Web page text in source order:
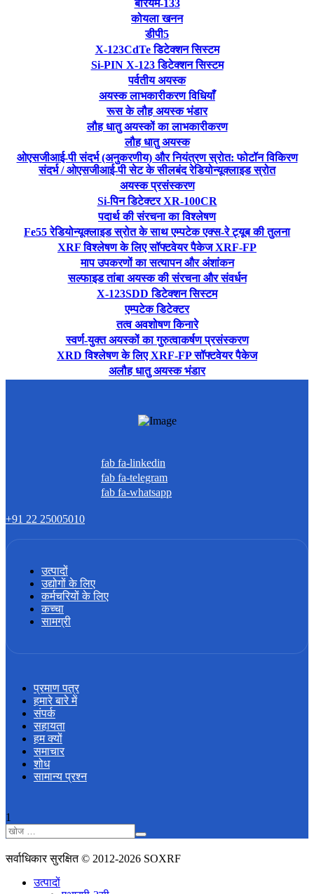
बेरियम-133
कोयला खनन
डीपी5
X-123CdTe डिटेक्शन सिस्टम
Si-PIN X-123 डिटेक्शन सिस्टम
पर्वतीय अयस्क
अयस्क लाभकारीकरण विधियाँ
रूस के लौह अयस्क भंडार
लौह धातु अयस्कों का लाभकारीकरण
लौह धातु अयस्क
ओएसजीआई-पी संदर्भ (अनुकरणीय) और नियंत्रण स्रोत: फोटॉन विकिरण
संदर्भ / ओएसजीआई-पी सेट के सीलबंद रेडियोन्यूक्लाइड स्रोत
अयस्क प्रसंस्करण
Si-पिन डिटेक्टर XR-100CR
पदार्थ की संरचना का विश्लेषण
Fe55 रेडियोन्यूक्लाइड स्रोत के साथ एम्पटेक एक्स-रे ट्यूब की तुलना
XRF विश्लेषण के लिए सॉफ्टवेयर पैकेज XRF-FP
माप उपकरणों का सत्यापन और अंशांकन
सल्फाइड तांबा अयस्क की संरचना और संवर्धन
X-123SDD डिटेक्शन सिस्टम
एम्पटेक डिटेक्टर
तत्व अवशोषण किनारे
स्वर्ण-युक्त अयस्कों का गुरुत्वाकर्षण प्रसंस्करण
XRD विश्लेषण के लिए XRF-FP सॉफ्टवेयर पैकेज
अलौह धातु अयस्क भंडार
fab fa-linkedin
fab fa-telegram
fab fa-whatsapp
+91 22 25005010
उत्पादों
उद्योगों के लिए
कर्मचरियों के लिए
कच्चा
सामग्री
प्रमाण पत्र
हमारे बारे में
संपर्क
सहायता
हम क्यों
समाचार
शोध
सामान्य प्रश्न
1
सर्वाधिकार सुरक्षित © 2012-2026 SOXRF
उत्पादों